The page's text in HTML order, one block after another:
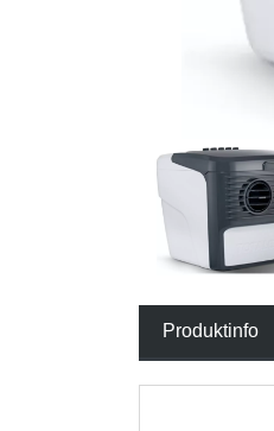
Produktinfo